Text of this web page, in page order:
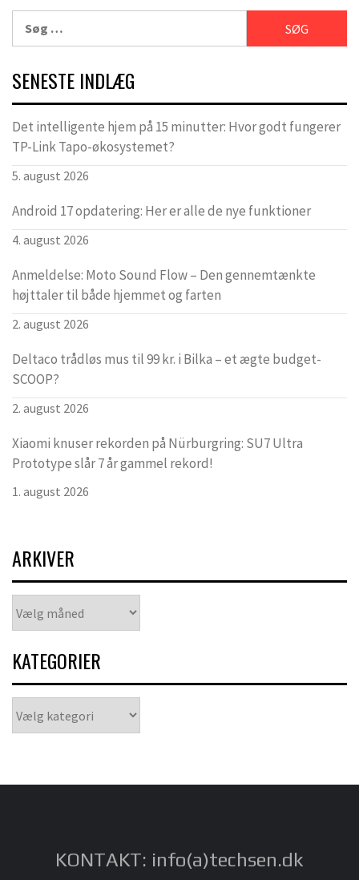
efter:
SENESTE INDLÆG
Det intelligente hjem på 15 minutter: Hvor godt fungerer
TP-Link Tapo-økosystemet?
5. august 2026
Android 17 opdatering: Her er alle de nye funktioner
4. august 2026
Anmeldelse: Moto Sound Flow – Den gennemtænkte
højttaler til både hjemmet og farten
2. august 2026
Deltaco trådløs mus til 99 kr. i Bilka – et ægte budget-
SCOOP?
2. august 2026
Xiaomi knuser rekorden på Nürburgring: SU7 Ultra
Prototype slår 7 år gammel rekord!
1. august 2026
ARKIVER
KATEGORIER
KONTAKT: info(a)techsen.dk